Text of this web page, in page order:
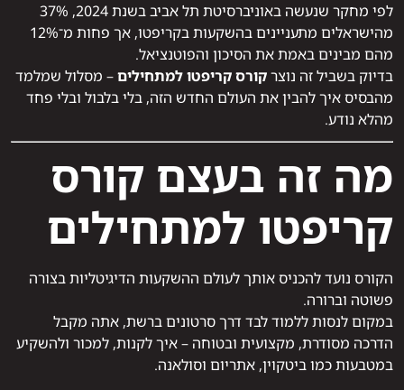
לפי מחקר שנעשה באוניברסיטת תל אביב בשנת 2024, 37%
מהישראלים מתעניינים בהשקעות בקריפטו, אך פחות מ־12%
מהם מבינים באמת את הסיכון והפוטנציאל.
בדיוק בשביל זה נוצרקורס קריפטו למתחילים– מסלול שמלמד
מהבסיס איך להבין את העולם החדש הזה, בלי בלבול ובלי פחד
מהלא נודע.
מה זה בעצם קורס
קריפטו למתחילים
הקורס נועד להכניס אותך לעולם ההשקעות הדיגיטליות בצורה
פשוטה וברורה.
במקום לנסות ללמוד לבד דרך סרטונים ברשת, אתה מקבל
הדרכה מסודרת, מקצועית ובטוחה – איך לקנות, למכור ולהשקיע
במטבעות כמו ביטקוין, אתריום וסולאנה.